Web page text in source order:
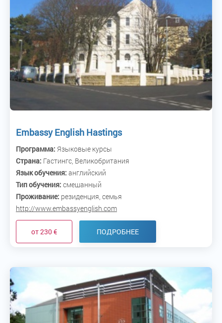
Embassy English Hastings
Программа: Языковые курсы
Страна: Гастингс, Великобритания
Язык обучения: английский
Тип обучения: смешанный
Проживание: резиденция, семья
http://www.embassyenglish.com
от 230 € ПОДРОБНЕЕ